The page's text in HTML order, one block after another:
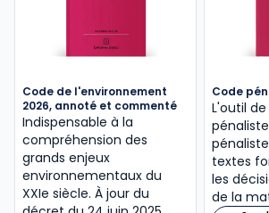
Code de l'environnement
2026, annoté et commenté
Indispensable à la
compréhension des
grands enjeux
environnementaux du
XXIe siècle. À jour du
Code
L'outil
textes
les
de la